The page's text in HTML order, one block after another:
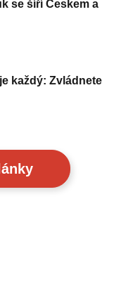
se šíří Českem a
každý: Zvládnete